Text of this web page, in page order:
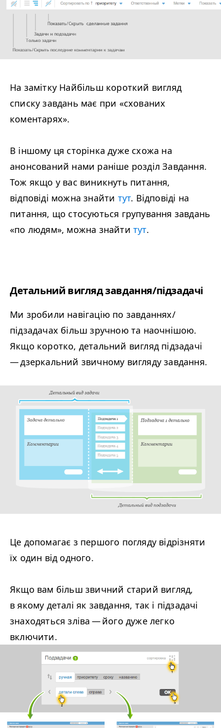
На замітку Найбільш короткий вигляд
списку завдань має при «схованих
коментарях».
В іншому ця сторінка дуже схожа на
анонсований нами раніше розділ Завдання.
Тож якщо у вас виникнуть питання,
відповіді можна знайти тут. Відповіді на
питання, що стосуються групування завдань
«по людям», можна знайти тут.
Детальний вигляд завдання/​підзадачі
Ми зробили навігацію по завданнях/​
підзадачах більш зручною та наочнішою.
Якщо коротко, детальний вигляд підзадачі
— дзеркальний звичному вигляду завдання.
Це допомагає з першого погляду відрізняти
їх один від одного.
Якщо вам більш звичний старий вигляд,
в якому деталі як завдання, так і підзадачі
знаходяться зліва — його дуже легко
включити.